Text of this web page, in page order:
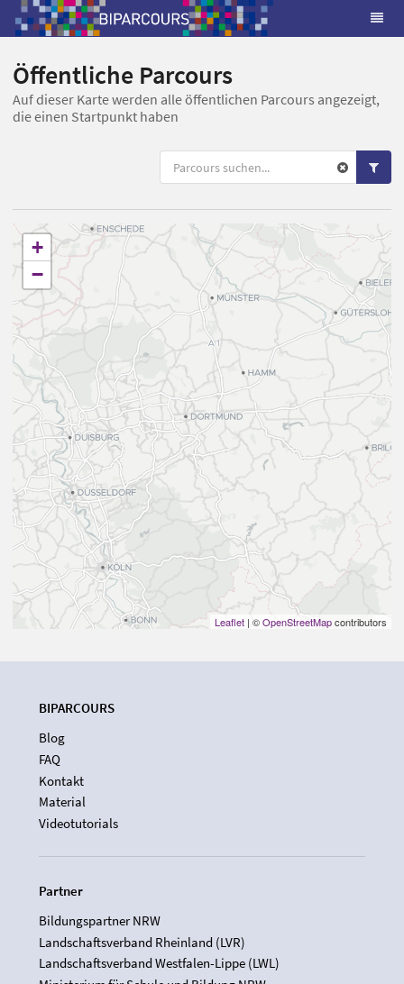
Öffentliche Parcours
Auf dieser Karte werden alle öffentlichen Parcours angezeigt,
die einen Startpunkt haben
+
−
Leaflet | ©OpenStreetMapcontributors
BIPARCOURS
Blog
FAQ
Kontakt
Material
Videotutorials
Partner
Bildungspartner NRW
Landschaftsverband Rheinland (LVR)
Landschaftsverband Westfalen-Lippe (LWL)